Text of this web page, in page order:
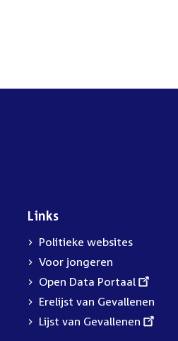
Links
Politieke websites
Voor jongeren
External
link:
Open Data Portaal
Erelijst van Gevallenen
External
Lijst van Gevallenen